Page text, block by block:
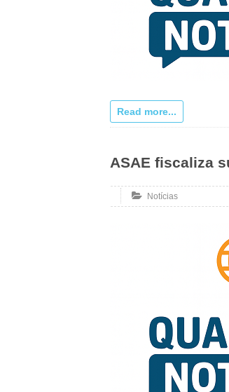
Read more...
ASAE fiscaliza
Notícias